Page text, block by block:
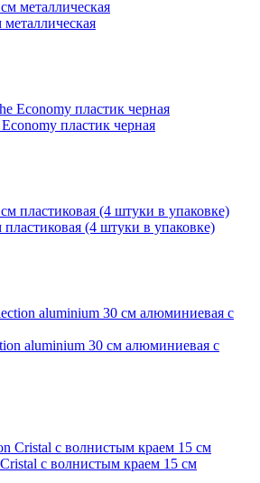
пластик черная
(4 штуки в упаковке)
aluminium 30 см алюминиевая с
с волнистым краем 15 см